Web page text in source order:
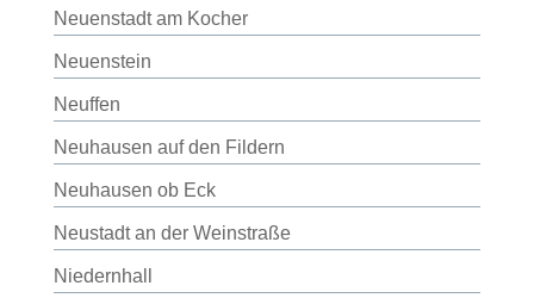
Neuenstadt am Kocher
Neuenstein
Neuffen
Neuhausen auf den Fildern
Neuhausen ob Eck
Neustadt an der Weinstraße
Niedernhall